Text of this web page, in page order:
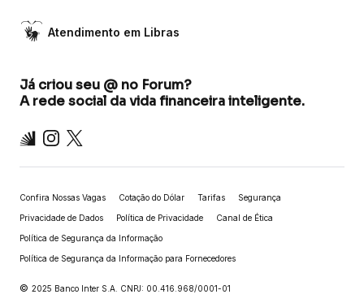
Atendimento em Libras
Já criou seu @ no Forum?
A rede social da vida financeira inteligente.
Inter Instagram
X
Confira Nossas Vagas Cotação do Dólar Tarifas Segurança
Privacidade de Dados Política de Privacidade Canal de Ética
Política de Segurança da Informação
Política de Segurança da Informação para Fornecedores
© 2025 Banco Inter S.A. CNPJ: 00.416.968/0001-01